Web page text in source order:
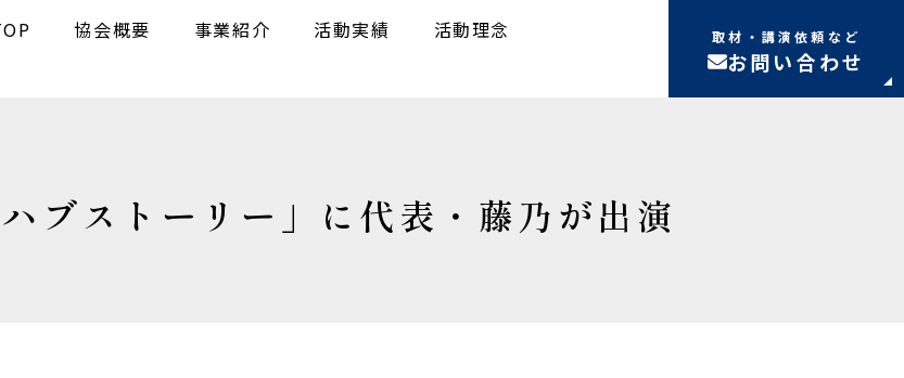
協会概要 事業紹介 活動実績 活動理念 取材・講演依頼など
お問い合わせ
ブストーリー」に代表・藤乃が出演